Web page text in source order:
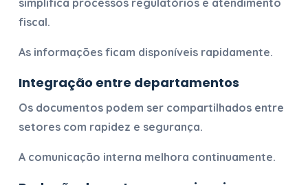
simplifica processos regulatórios e atendimento
fiscal.
As informações ficam disponíveis rapidamente.
Integração entre departamentos
Os documentos podem ser compartilhados entre
setores com rapidez e segurança.
A comunicação interna melhora continuamente.